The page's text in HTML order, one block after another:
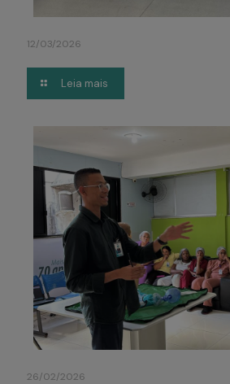
12/03/2026
Leia mais
26/02/2026